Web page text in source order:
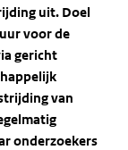
uit. Doel
voor de
gericht
van
onderzoekers